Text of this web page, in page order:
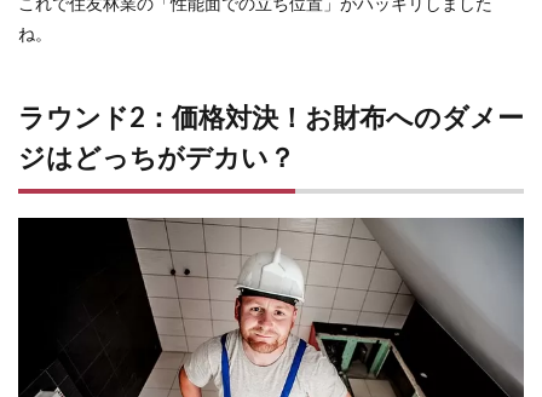
まと
め
ね。
ラウンド2：価格対決！お財布へのダメー
ジはどっちがデカい？